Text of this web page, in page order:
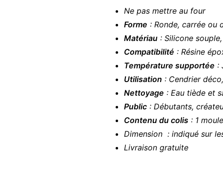
Ne pas mettre au four
Forme : Ronde, carrée ou
Matériau: Silicone
Compatibilité : Résine
Température supportée :
Utilisation : Cendrier
Nettoyage : Eau tiède et
Public: Débutants,
Contenu du colis: 1
Dimension : indiqué sur
Livraison gratuite